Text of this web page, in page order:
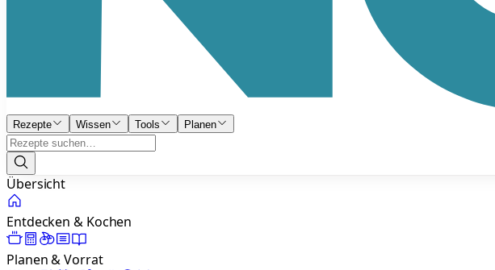
Rezepte Wissen Tools Planen
Übersicht
Entdecken & Kochen
Planen & Vorrat